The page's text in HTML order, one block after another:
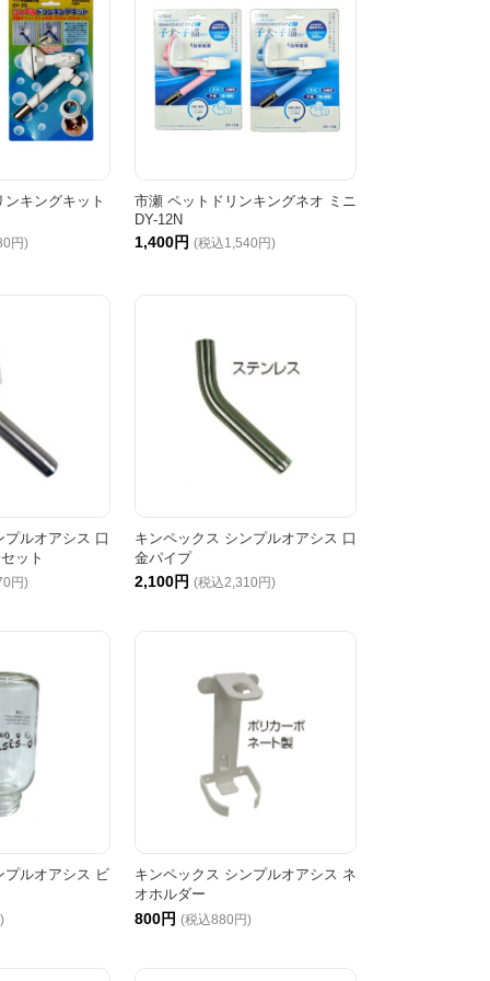
キングキット
円)
市瀬 ペットドリンキングネオ ミニ
DY-12N
1,400円 (税込1,540円)
ルオアシス 口
ット
円)
キンペックス シンプルオアシス 口
金パイプ
2,100円 (税込2,310円)
プルオアシス ビ
キンペックス シンプルオアシス ネ
オホルダー
800円 (税込880円)